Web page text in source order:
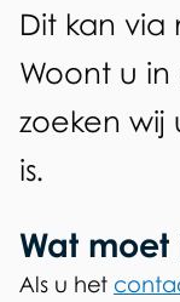
d
e
n
Dit kan via
Woont u
zoeken wij
is.
Wat
Als u het